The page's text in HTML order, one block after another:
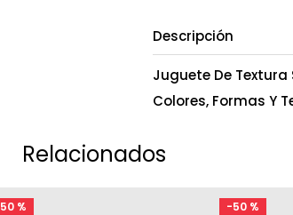
Descripción
Juguete De Textura
Colores, Formas Y
Relacionados
50 % -50 %